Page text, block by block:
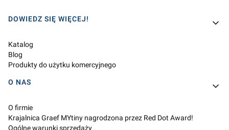
Linki w stopce
DOWIEDZ SIĘ WIĘCEJ!
Katalog
Blog
Produkty do użytku komercyjnego
O NAS
O firmie
Krajalnica Graef MYtiny nagrodzona przez Red Dot Award!
Ogólne warunki sprzedaży